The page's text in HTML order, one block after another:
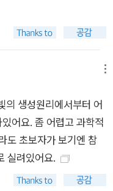
의 생성원리에서부터 어
어요. 좀 어렵고 과학적
도 초보자가 보기엔 참
실려있어요.